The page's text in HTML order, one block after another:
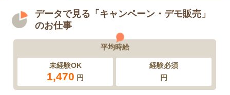
データで見る「キャンペーン・デモ販売」
のお仕事
平均時給
未経験OK
1,470 円
経験必須
円